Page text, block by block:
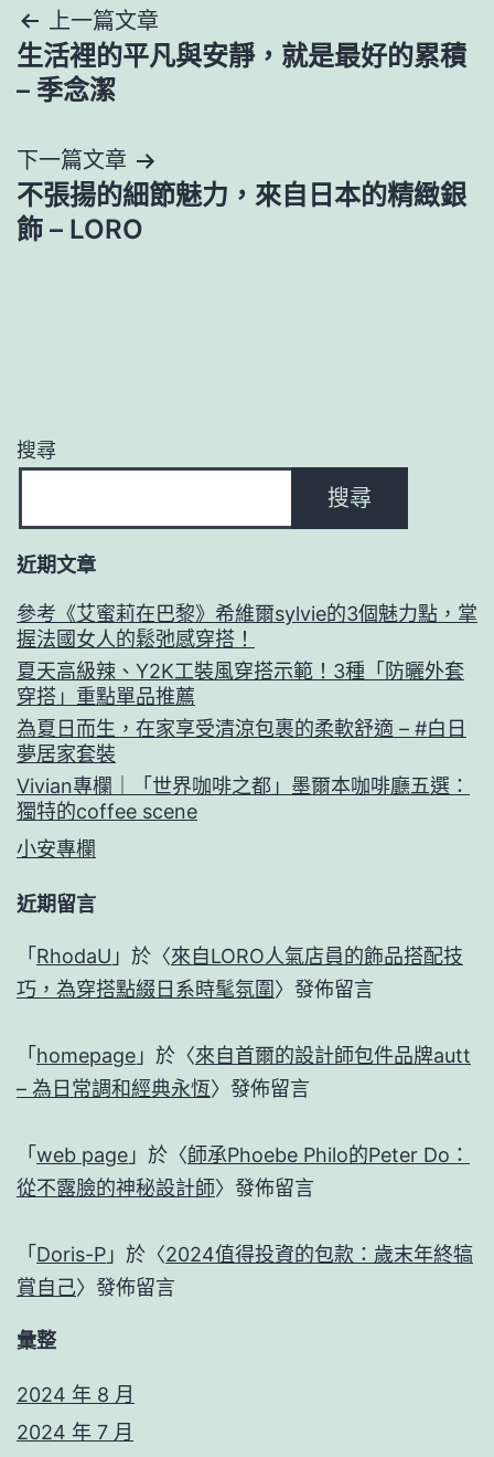
文
章
覽
上一篇文章
生活裡的平凡與安靜，就是最好的累積
– 季念潔
下一篇文章
不張揚的細節魅力，來自日本的精緻銀
飾 – LORO
搜尋
搜尋
近期文章
參考《艾蜜莉在巴黎》希維爾sylvie的3個魅力點，掌
握法國女人的鬆弛感穿搭！
夏天高級辣、Y2K工裝風穿搭示範！3種「防曬外套
穿搭」重點單品推薦
為夏日而生，在家享受清涼包裹的柔軟舒適 – #白日
夢居家套裝
Vivian專欄｜「世界咖啡之都」墨爾本咖啡廳五選：
獨特的coffee scene
小安專欄
近期留言
「 RhodaU 」於〈來自LORO人氣店員的飾品搭配技
巧，為穿搭點綴日系時髦氛圍〉發佈留言
「 homepage 」於〈來自首爾的設計師包件品牌autt
– 為日常調和經典永恆〉發佈留言
「 web page 」於〈師承Phoebe Philo的Peter Do：
從不露臉的神秘設計師〉發佈留言
「 Doris-P 」於〈2024值得投資的包款：歲末年終犒
賞自己〉發佈留言
彙整
2024 年 8 月
2024 年 7 月